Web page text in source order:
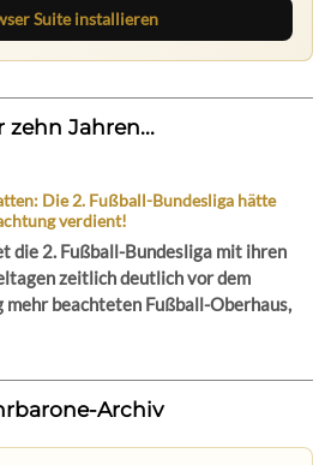
Suite installieren
zehn Jahren...
Die 2. Fußball-Bundesliga hätte
verdient!
die 2. Fußball-Bundesliga mit ihren
zeitlich deutlich vor dem
mehr beachteten Fußball-Oberhaus,
Archiv